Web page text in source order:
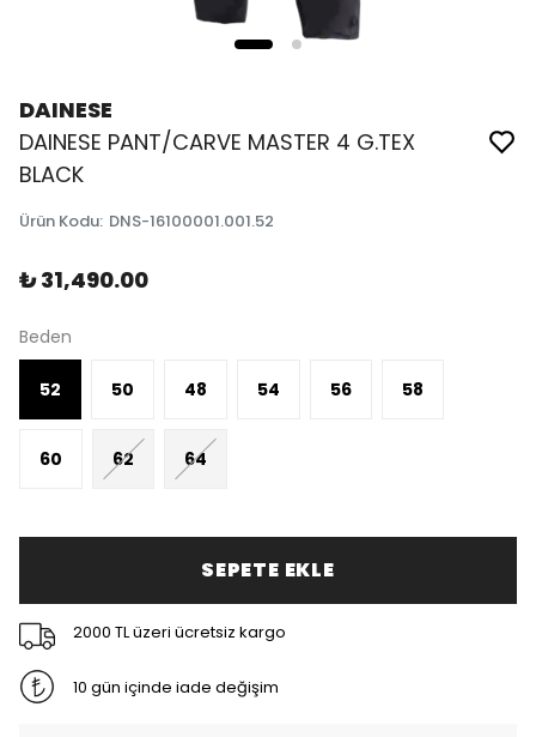
DAINESE
DAINESE PANT/CARVE MASTER 4 G.TEX
BLACK
Ürün Kodu: DNS-16100001.001.52
₺ 31,490.00
Beden
52 50 48 54 56 58
60 62 64
SEPETE EKLE
2000 TL üzeri ücretsiz kargo
10 gün içinde iade değişim